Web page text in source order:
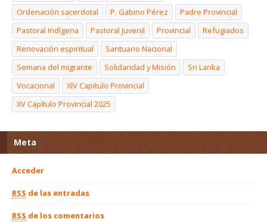
Ordenación sacerdotal
P. Gabino Pérez
Padre Provincial
Pastoral Indígena
Pastoral Juvenil Provincial
Refugiados
Renovación espiritual
Santuario Nacional
Semana del migrante
Solidaridad y Misión
Sri Lanka
Vocacional
XIV Capítulo Provincial
XV Capítulo Provincial 2025
Meta
Acceder
RSS de las entradas
RSS de los comentarios